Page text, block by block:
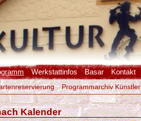
Werkstattinfos Basar Kontakt
Programmarchiv Künstler
Kalender